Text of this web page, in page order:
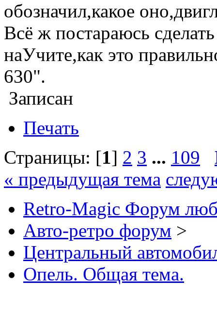
обозначил,какое
Всё ж постараюсь
наУчите,как это
630".
Записан
Печать
Страницы: [1] 2 3 ... 109
« предыдущая тема
Retro-Magic Форум
Авто-ретро форум >
Центральный
Опель. Общая тема.